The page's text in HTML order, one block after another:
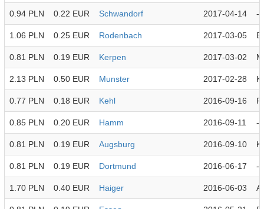
0.94 PLN 0.22 EUR Schwandorf 2017-04-14 -
1.06 PLN 0.25 EUR Rodenbach 2017-03-05
0.81 PLN 0.19 EUR Kerpen 2017-03-02
2.13 PLN 0.50 EUR Munster 2017-02-28
0.77 PLN 0.18 EUR Kehl 2016-09-16
0.85 PLN 0.20 EUR Hamm 2016-09-11 -
0.81 PLN 0.19 EUR Augsburg 2016-09-10
0.81 PLN 0.19 EUR Dortmund 2016-06-17 -
1.70 PLN 0.40 EUR Haiger 2016-06-03